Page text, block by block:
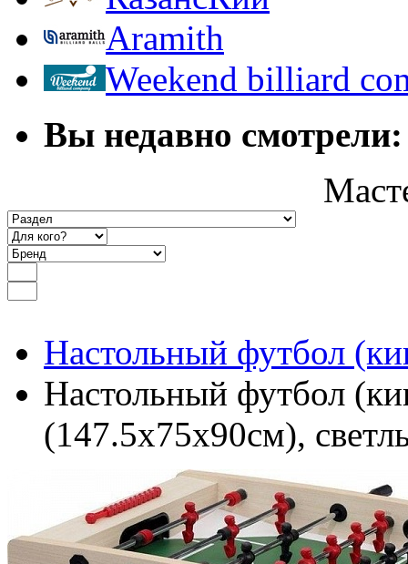
Aramith
Weekend billiard
Вы недавно смотрели:
Настольный футбол
Настольный футбол
(147.5x75x90см),